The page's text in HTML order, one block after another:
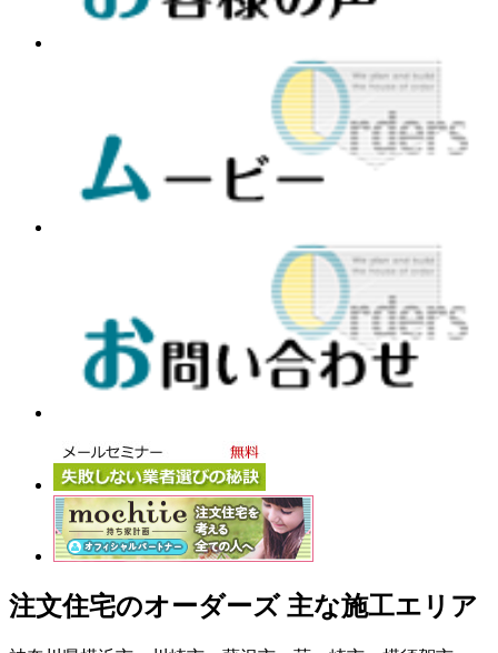
注文住宅のオーダーズ 主な施工エリア